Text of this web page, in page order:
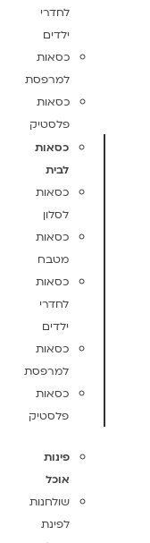
לחדרי
ילדים
כסאות
למרפסת
כסאות
פלסטיק
כסאות
לבית
כסאות
לסלון
כסאות
מטבח
כסאות
לחדרי
ילדים
כסאות
למרפסת
כסאות
פלסטיק
פינות
אוכל
שולחנות
לפינת